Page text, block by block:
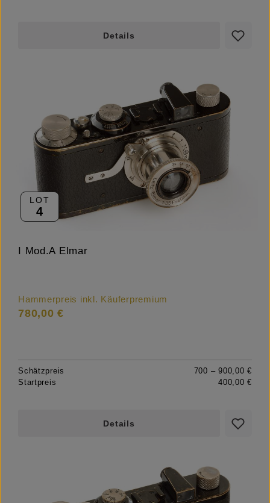
Details
LOT
4
I Mod.A Elmar
Hammerpreis inkl. Käuferpremium
780,00 €
Schätzpreis
700 – 900,00 €
Startpreis
400,00 €
Details